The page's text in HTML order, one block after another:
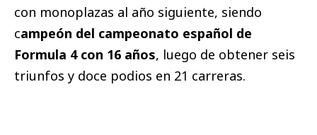
con monoplazas al año siguiente, siendo
campeón del campeonato español de
Formula 4 con 16 años, luego de obtener seis
triunfos y doce podios en 21 carreras.